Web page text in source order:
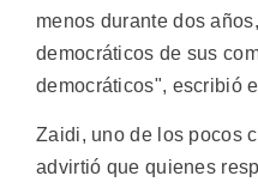
menos durante dos
democráticos de sus
democráticos", escribió
Zaidi, uno de los pocos
advirtió que quienes